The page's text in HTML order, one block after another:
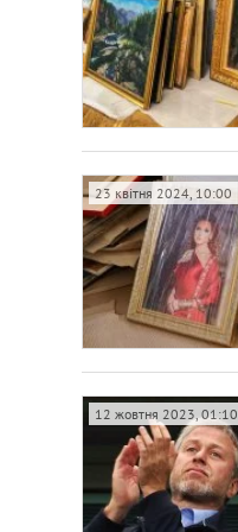
23 квітня 2024, 10:00
12 жовтня 2023, 01:10